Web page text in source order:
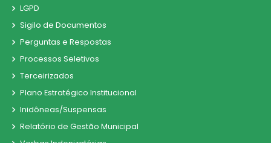
LGPD
Sigilo de Documentos
Perguntas e Respostas
Processos Seletivos
Terceirizados
Plano Estratégico Institucional
Inidôneas/Suspensas
Relatório de Gestão Municipal